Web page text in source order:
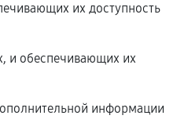
их доступность
и обеспечивающих их
информации